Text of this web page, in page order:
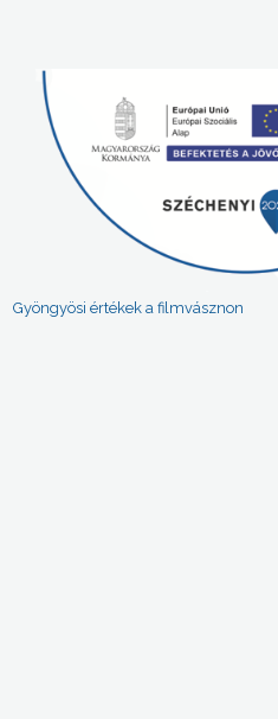
Gyöngyösi értékek a filmvásznon